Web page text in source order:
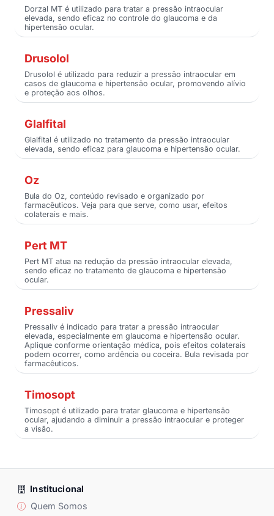
Dorzal MT é utilizado para tratar a pressão intraocular
elevada, sendo eficaz no controle do glaucoma e da
hipertensão ocular.
Drusolol
Drusolol é utilizado para reduzir a pressão intraocular em
casos de glaucoma e hipertensão ocular, promovendo alívio
e proteção aos olhos.
Glalfital
Glalfital é utilizado no tratamento da pressão intraocular
elevada, sendo eficaz para glaucoma e hipertensão ocular.
Oz
Bula do Oz, conteúdo revisado e organizado por
farmacêuticos. Veja para que serve, como usar, efeitos
colaterais e mais.
Pert MT
Pert MT atua na redução da pressão intraocular elevada,
sendo eficaz no tratamento de glaucoma e hipertensão
ocular.
Pressaliv
Pressaliv é indicado para tratar a pressão intraocular
elevada, especialmente em glaucoma e hipertensão ocular.
Aplique conforme orientação médica, pois efeitos colaterais
podem ocorrer, como ardência ou coceira. Bula revisada por
farmacêuticos.
Timosopt
Timosopt é utilizado para tratar glaucoma e hipertensão
ocular, ajudando a diminuir a pressão intraocular e proteger
a visão.
Institucional
Quem Somos